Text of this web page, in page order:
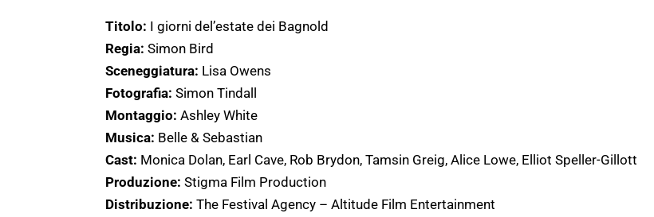
Titolo: I giorni del’estate dei Bagnold
Regia: Simon Bird
Sceneggiatura: Lisa Owens
Fotografia: Simon Tindall
Montaggio: Ashley White
Musica: Belle & Sebastian
Cast: Monica Dolan, Earl Cave, Rob Brydon, Tamsin Greig, Alice Lowe, Elliot Speller-Gillott
Produzione: Stigma Film Production
Distribuzione: The Festival Agency – Altitude Film Entertainment